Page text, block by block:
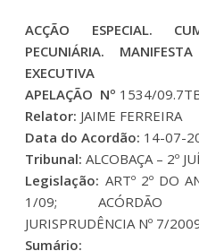
ACÇÃO ESPECIAL.
PECUNIÁRIA.
EXECUTIVA
APELAÇÃO Nº 1534/
Relator: JAIME FERREIRA
Data do Acordão: 14-07-
Tribunal:ALCOBAÇA – 2º
Legislação: ARTº 2º DO
1/09; ACÓRDÃO
JURISPRUDÊNCIA Nº 7/
Sumário: